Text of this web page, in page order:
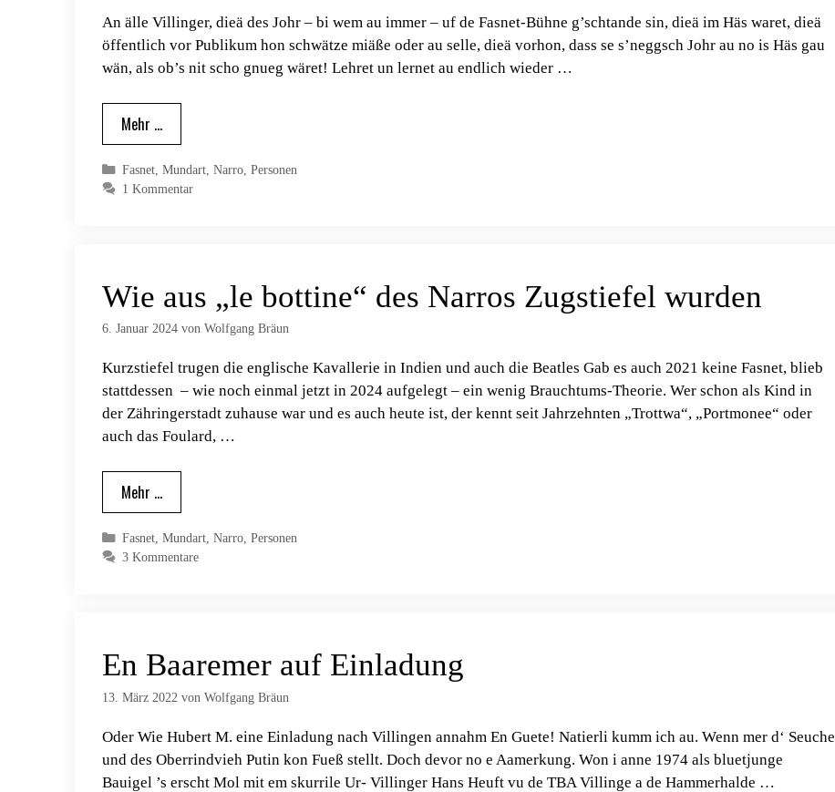
An älle Villinger, dieä des Johr – bi wem au immer – uf de Fasnet-Bühne g’schtande sin, dieä im Häs waret, dieä
öffentlich vor Publikum hon schwätze miäße oder au selle, dieä vorhon, dass se s’neggsch Johr au no is Häs gau
wän, als ob’s nit scho gnueg wäret! Lehret un lernet au endlich wieder …
Mehr …
Kategorien
Fasnet, Mundart, Narro, Personen
1 Kommentar
Wie aus „le bottine“ des Narros Zugstiefel wurden
6. Januar 2024 von Wolfgang Bräun
Kurzstiefel trugen die englische Kavallerie in Indien und auch die Beatles Gab es auch 2021 keine Fasnet, blieb
stattdessen – wie noch einmal jetzt in 2024 aufgelegt – ein wenig Brauchtums-Theorie. Wer schon als Kind in
der Zähringerstadt zuhause war und es auch heute ist, der kennt seit Jahrzehnten „Trottwa“, „Portmonee“ oder
auch das Foulard, …
Mehr …
Kategorien
Fasnet, Mundart, Narro, Personen
3 Kommentare
En Baaremer auf Einladung
13. März 2022 von Wolfgang Bräun
Oder Wie Hubert M. eine Einladung nach Villingen annahm En Guete! Natierli kumm ich au. Wenn mer d‘ Seuche
und des Oberrindvieh Putin kon Fueß stellt. Doch devor no e Aamerkung. Won i anne 1974 als bluetjunge
Bauigel ’s erscht Mol mit em skurrile Ur- Villinger Hans Heuft vu de TBA Villinge a de Hammerhalde …